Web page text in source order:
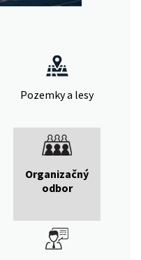
Pozemky a lesy
Organizačný
odbor